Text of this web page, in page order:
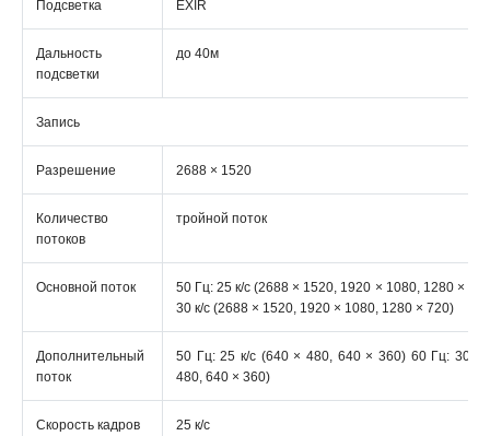
Подсветка EXIR
Дальность
подсветки
до 40м
Запись
Разрешение 2688 × 1520
Количество
потоков
тройной поток
Основной поток
50 Гц: 25 к/с (2688 × 1520, 1920 × 1080, 1280 ×
30 к/с (2688 × 1520, 1920 × 1080, 1280 × 720)
Дополнительный
поток
50 Гц: 25 к/с (640 × 480, 640 × 360) 60 Гц: 30 к/
480, 640 × 360)
Скорость кадров 25 к/с